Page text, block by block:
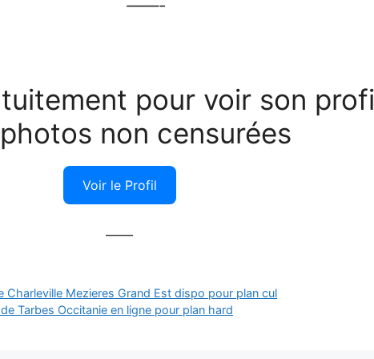
——-
pour voir son
non censurées
Voir le Profil
——
Charleville Mezieres Grand Est dispo pour plan cul
Tarbes Occitanie en ligne pour plan hard